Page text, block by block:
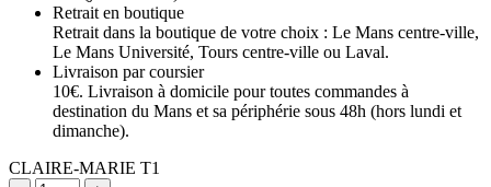
Retrait en boutique
Retrait dans la boutique de votre choix : Le Mans centre-ville,
Le Mans Université, Tours centre-ville ou Laval.
Livraison par coursier
10€. Livraison à domicile pour toutes commandes à
destination du Mans et sa périphérie sous 48h (hors lundi et
dimanche).
CLAIRE-MARIE T1